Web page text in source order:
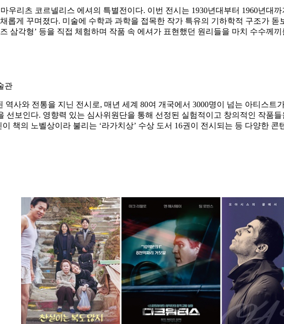
우리츠 코르넬리스 에셔의 특별전이다. 이번 전시는 1930년대부터 1960년대
롭게 꾸며졌다. 미술에 수학과 과학을 접목한 작가 특유의 기하학적 구조가
삼각형’ 등을 직접 체험하며 작품 속 에셔가 표현했던 원리들을 마치 수수께
관
역사와 전통을 지닌 전시로, 매년 세계 80여 개국에서 3000명이 넘는 아티스
선보인다. 영향력 있는 심사위원단을 통해 선정된 실험적이고 창의적인 작품
책의 노벨상이라 불리는 ‘라가치상’ 수상 도서 16권이 전시되는 등 다양한 콘